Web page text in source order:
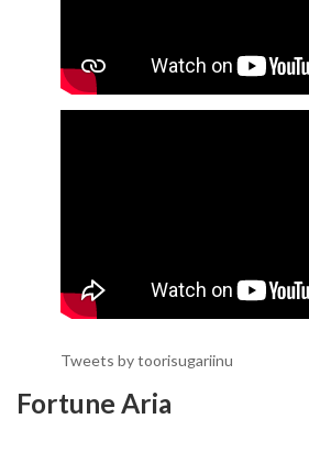
Tweets by toorisugariinu
Fortune Aria